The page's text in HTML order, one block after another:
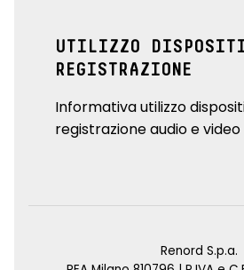
UTILIZZO
REGISTRAZIONE
Informativa utilizzo
registrazione audio e video
Renord S.p.a.